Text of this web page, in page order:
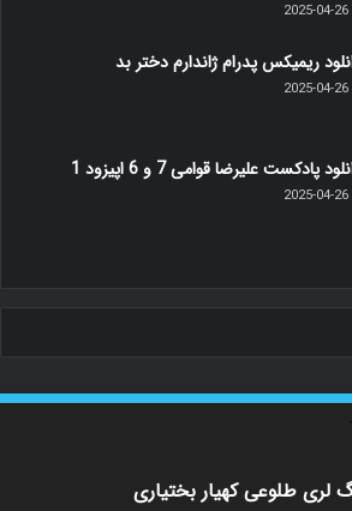
2025-04-26
ریمیکس پدرام ژاندارم دختر بد
2025-04-26
پادکست علیرضا قوامی 7 و 6 اپیزود 1
2025-04-26
لری طلوعی کهیار بختیاری